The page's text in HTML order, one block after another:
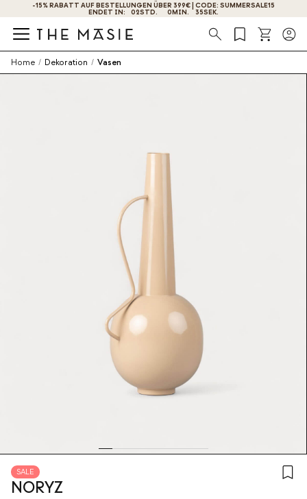
ERHALTEN SIE -10% RABATT, WENN SIE SICH JETZT ANMELDEN
Suche
Home / Dekoration / Vasen
SALE
NORYZ